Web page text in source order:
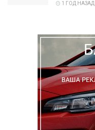
1 ГОД НАЗАД